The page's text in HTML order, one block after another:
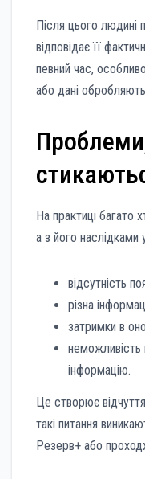
Після цього людині
відповідає її
певний час,
або дані
На практиці багато
а з його наслідками
відсутність
різна
затримки в
неможливість
інформацію.
Це створює
такі питання
Резерв+ або